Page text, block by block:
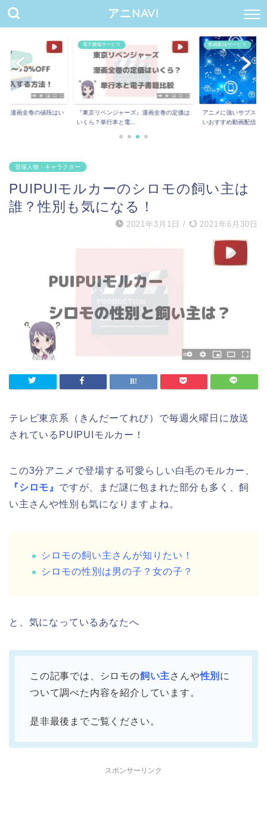
アニNAVI
』漫画全巻の値段はい
電子書籍サービス
『東京リベンジャーズ』漫画全巻の定価は
いくら？単行本と電...
動画配信サービス
アニメに強いサブスク
いおすすめ動画配信...
登場人物・キャラクター
PUIPUIモルカーのシロモの飼い主は
誰？性別も気になる！
2021年3月1日 / 2021年6月30日
テレビ東京系（きんだーてれび）で毎週火曜日に放送
されているPUIPUIモルカー！
この3分アニメで登場する可愛らしい白毛のモルカー、
『シロモ』 ですが、まだ謎に包まれた部分も多く、飼
い主さんや性別も気になりますよね。
シロモの飼い主さんが知りたい！
シロモの性別は男の子？女の子？
と、気になっているあなたへ
この記事では、シロモの飼い主さんや性別 に
ついて調べた内容を紹介しています。
是非最後までご覧ください。
スポンサーリンク